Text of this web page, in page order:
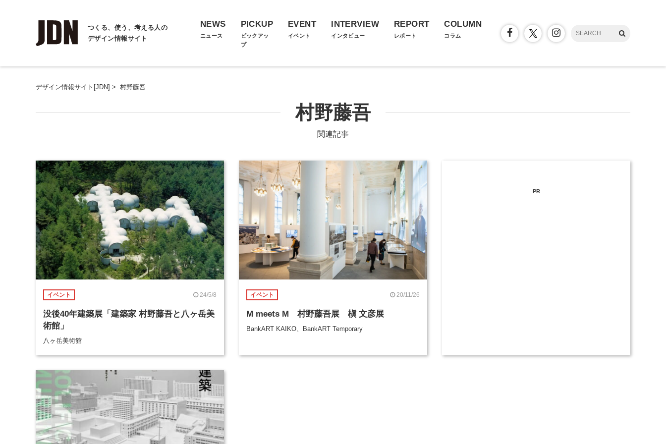
つくる、使う、考える人の
デザイン情報サイト
NEWS
ニュース
PICKUP
ピックアッ
プ
EVENT
イベント
INTERVIEW
インタビュー
REPORT
レポート
COLUMN
コラム
デザイン情報サイト[JDN] > 村野藤吾
村野藤吾
関連記事
イベント 24/5/8
没後40年建築展「建築家 村野藤吾と八ヶ岳美
術館」
八ヶ岳美術館
イベント 20/11/26
M meets M 村野藤吾展 槇 文彦展
BankART KAIKO、BankART Temporary
PR